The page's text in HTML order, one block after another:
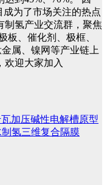
成为了市场关注的热点
制氢产业交流群，聚焦
板、催化剂、极框、
属、镍网等产业链上
欢迎大家加入
瓦加压碱性电解槽原型
氢三维复合隔膜